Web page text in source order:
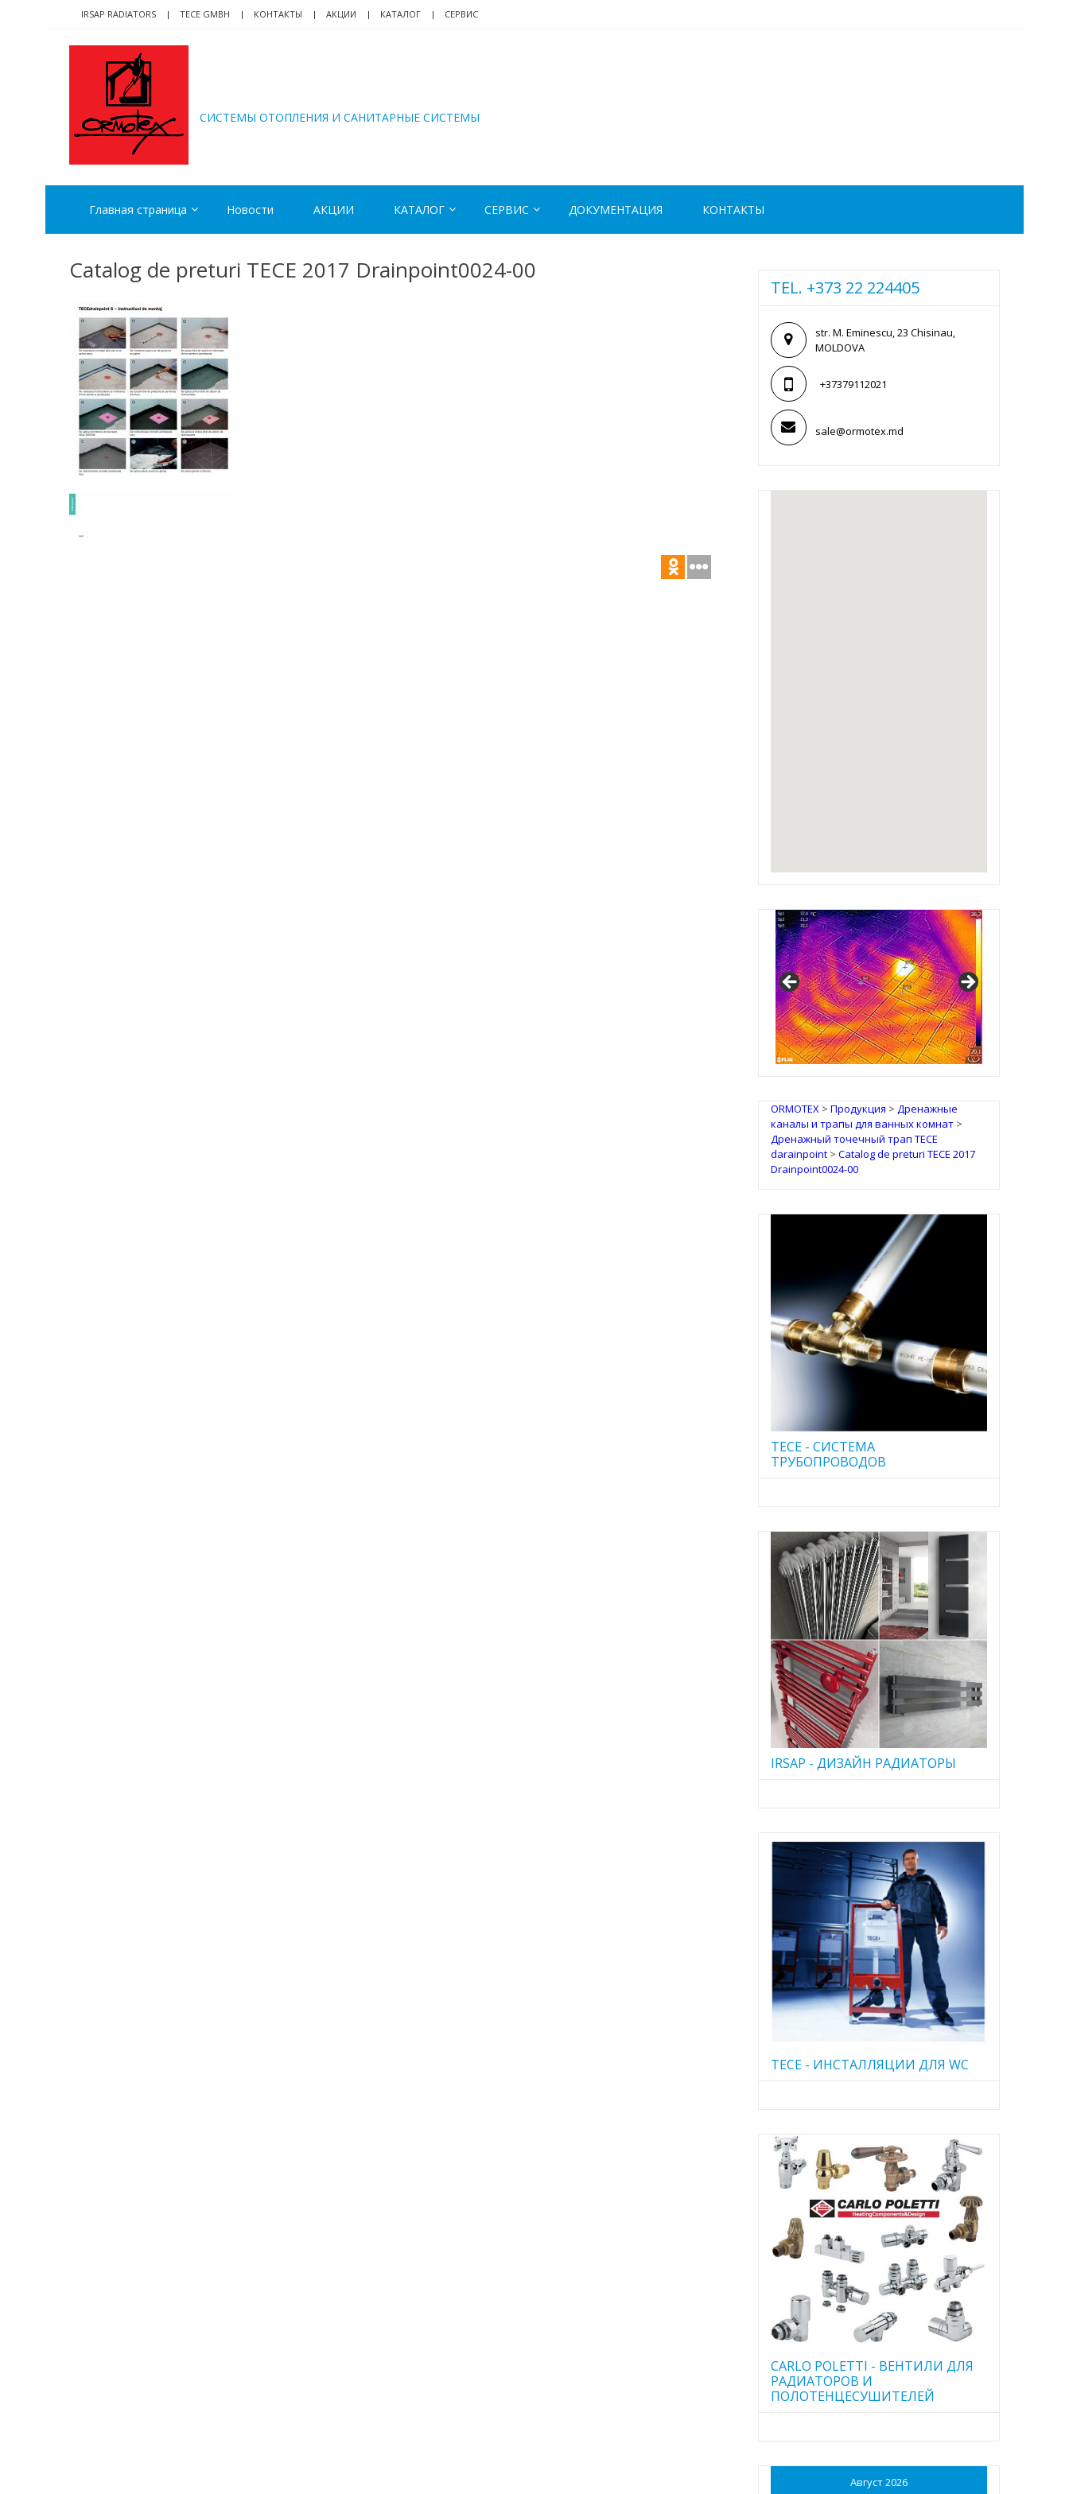
navigation
content
IRSAP RADIATORS TECE GMBH КОНТАКТЫ АКЦИИ КАТАЛОГ СЕРВИС
CИСТЕМЫ ОТОПЛЕНИЯ И САНИТАРНЫЕ СИСТЕМЫ
Главная страница Новости АКЦИИ КАТАЛОГ СЕРВИС ДОКУМЕНТАЦИЯ КОНТАКТЫ
Catalog de preturi TECE 2017 Drainpoint0024-00
TEL. +373 22 224405
str. M. Eminescu, 23 Chisinau,
MOLDOVA
+37379112021
sale@ormotex.md
IRSAP Design Radiators
ORMOTEX> Продукция > Дренажные
каналы и трапы для ванных комнат>
Дренажный точечный трап TECE
darainpoint> Catalog de preturi TECE 2017
Drainpoint0024-00
TECE - CИСТЕМА
ТРУБОПРОВОДОВ
IRSAP - ДИЗАЙН РАДИАТОРЫ
TECE - ИНСТАЛЛЯЦИИ ДЛЯ WC
CARLO POLETTI - ВЕНТИЛИ ДЛЯ
РАДИАТОРОВ И
ПОЛОТЕНЦЕСУШИТЕЛЕЙ
Август 2026